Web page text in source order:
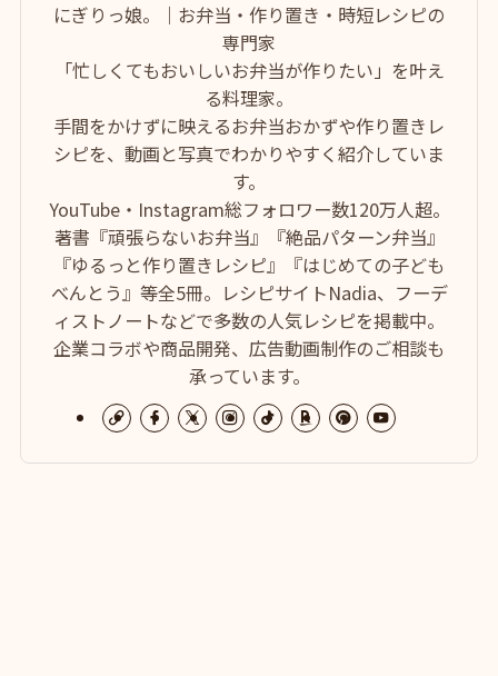
にぎりっ娘。｜お弁当・作り置き・時短レシピの
専門家
「忙しくてもおいしいお弁当が作りたい」を叶え
る料理家。
手間をかけずに映えるお弁当おかずや作り置きレ
シピを、動画と写真でわかりやすく紹介していま
す。
YouTube・Instagram総フォロワー数120万人超。
著書『頑張らないお弁当』『絶品パターン弁当』
『ゆるっと作り置きレシピ』『はじめての子ども
べんとう』等全5冊。レシピサイトNadia、フーデ
ィストノートなどで多数の人気レシピを掲載中。
企業コラボや商品開発、広告動画制作のご相談も
承っています。